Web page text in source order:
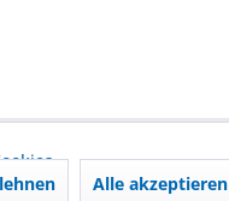
Alle akzeptieren